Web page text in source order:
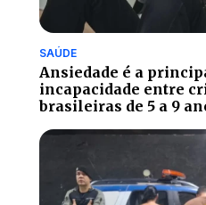
SAÚDE
Ansiedade é a
incapacidade entre
brasileiras de 5 a 9